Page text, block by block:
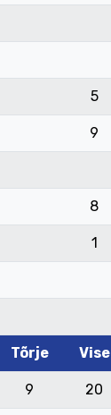
5
9
8
1
Tõrje Vise
9 20